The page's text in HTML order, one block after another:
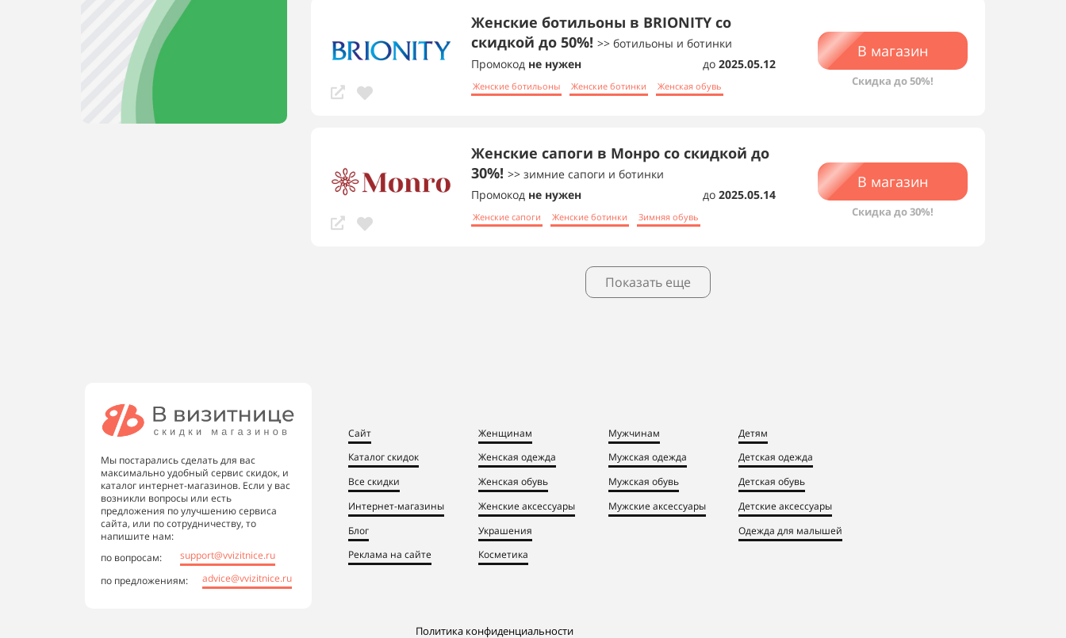
Женские ботильоны в BRIONITY со
скидкой до 50%! >> ботильоны и ботинки
Промокод не нужен до 2025.05.12
Женские ботильоны Женские ботинки Женская обувь
В магазин
Скидка до 50%!
Женские сапоги в Монро со скидкой до
30%! >> зимние сапоги и ботинки
Промокод не нужен до 2025.05.14
Женские сапоги Женские ботинки Зимняя обувь
В магазин
Скидка до 30%!
Показать еще
Мы постарались сделать для вас
максимально удобный сервис скидок, и
каталог интернет-магазинов. Если у вас
возникли вопросы или есть
предложения по улучшению сервиса
сайта, или по сотрудничеству, то
напишите нам:
по вопросам:
support@vvizitnice.ru
по предложениям:
advice@vvizitnice.ru
Сайт
Каталог скидок
Все скидки
Интернет-магазины
Блог
Реклама на сайте
Женщинам
Женская одежда
Женская обувь
Женские аксессуары
Украшения
Косметика
Мужчинам
Мужская одежда
Мужская обувь
Мужские аксессуары
Детям
Детская одежда
Детская обувь
Детские аксессуары
Одежда для малышей
Политика конфиденциальности